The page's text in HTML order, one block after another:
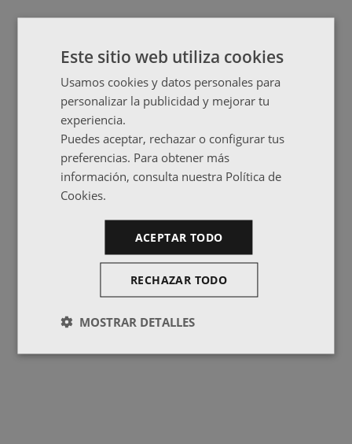
Este sitio web utiliza cookies
Usamos cookies y datos personales para
personalizar la publicidad y mejorar tu
experiencia.
Puedes aceptar, rechazar o configurar tus
preferencias. Para obtener más
información, consulta nuestra Política de
Cookies.
ACEPTAR TODO
RECHAZAR TODO
MOSTRAR DETALLES